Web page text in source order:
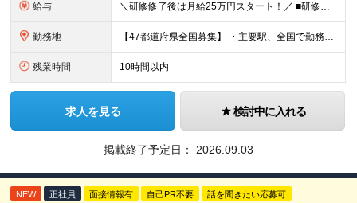
給与 ＼研修修了後は月給25万円スタート！／ ■研修修了後 月給25万円＋賞与＋インセンティブ賞与 ※残業代は別途支給 ▽研修期間▽ 【未経験者】 ▶ 月給20万円～ 【固定残業代について】
勤務地 【47都道府県全国募集】 ・主要駅、全国で勤務可能！ ・どこに住んでいても応募可能！ 【東京本社】 東京都品川区東品川5-9-2 在宅でコツコツ働きながら、長く安定して続けられます♪ 本社：〒1
残業時間 10時間以内
求人を見る 検討中に入れる
掲載終了予定日： 2026.09.03
NEW 正社員 面接情報有 自己PR不要 話を聞きたい応募可